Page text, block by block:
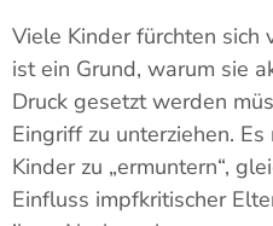
Viele Kinder fürchten sich
ist ein Grund, warum sie
Druck gesetzt werden
Eingriff zu unterziehen.
Kinder zu „ermuntern“,
Einfluss impfkritischer